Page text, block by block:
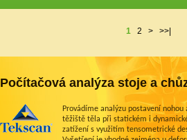
1 2 > >>|
Počítačová analýza stoje a
Provádíme analýzu postavení nohou
těžiště těla při statickém i
zatížení s využitím tensometrické